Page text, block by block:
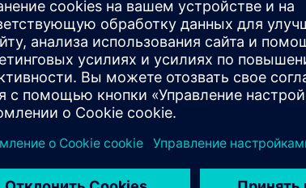
Обнаружение и
ошибок PDQ
CADDoctor автоматически обнаруживает и
исправляет скрытые ошибки качества
изделии (PDQ) для потребления в